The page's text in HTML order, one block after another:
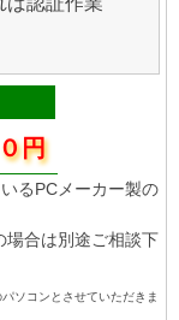
円
るPCメーカー製の
場合は別途ご相談下
ソコンとさせていただきま